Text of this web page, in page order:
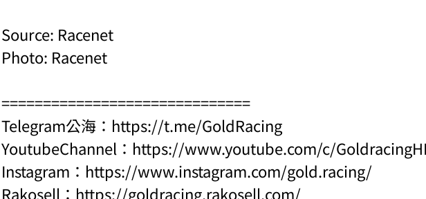
Source: Racenet
Photo: Racenet
==============================
Telegram公海： https://t.me/GoldRacing
YoutubeChannel： https://www.youtube.com/c/
Instagram： https://www.instagram.com/gold.racing/
Rakosell： https://goldracing.rakosell.com/